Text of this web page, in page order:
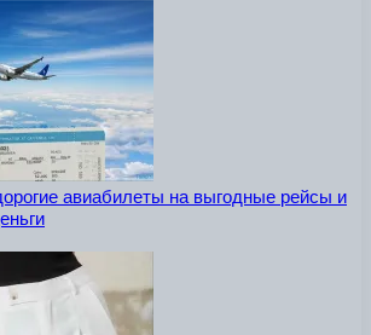
авиабилеты на выгодные рейсы и